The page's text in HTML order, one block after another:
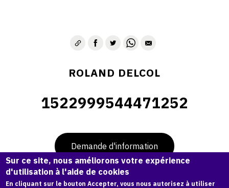
ROLAND DELCOL
1522999544471252
Demande d'information
Sur ce site, nous améliorons votre expérience
d'utilisation à l'aide de cookies
En cliquant sur le bouton Accepter, vous nous autorisez à utiliser